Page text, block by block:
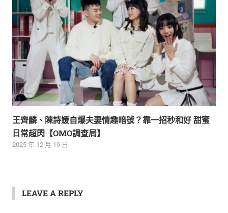
王齊麟、陳詩媛自爆夫妻情趣暗號？靠一招秒和好 甜蜜
日常超閃【OMO調查局】
2025 年 12 月 19 日
LEAVE A REPLY